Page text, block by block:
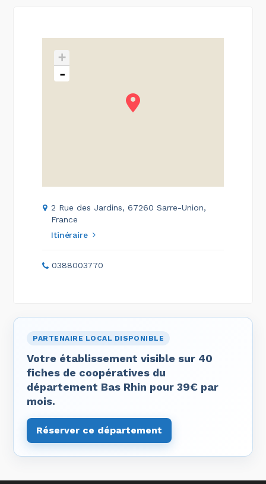
+
-
2 Rue des Jardins, 67260 Sarre-Union,
France
Itinéraire
0388003770
PARTENAIRE LOCAL DISPONIBLE
Votre établissement visible sur 40
fiches de coopératives du
département Bas Rhin pour 39€ par
mois.
Réserver ce département